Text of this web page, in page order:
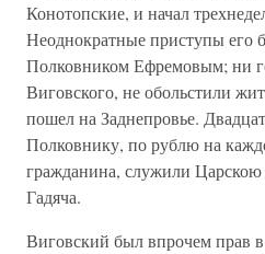
Конотопские, и начал
Неоднократные приступы его
Полковником Ефремовым; ни
Виговского, не обольстили
пошел на Заднепровье.
Полковнику, по рублю на
гражданина, служили
Гадяча.
Виговский был впрочем прав